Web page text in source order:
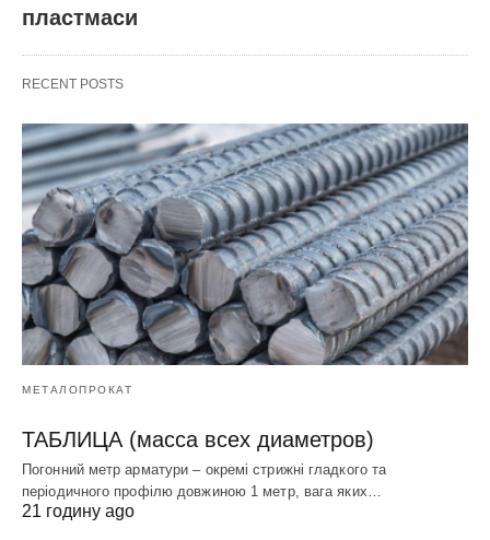
пластмаси
RECENT POSTS
МЕТАЛОПРОКАТ
ТАБЛИЦА (масса всех диаметров)
Погонний метр арматури – окремі стрижні гладкого та
періодичного профілю довжиною 1 метр, вага яких…
21 годину ago